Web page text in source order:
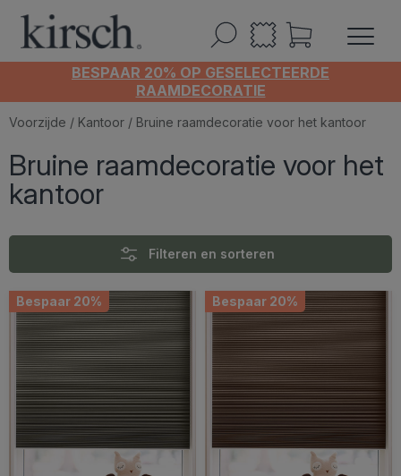
BESPAAR 20% OP GESELECTEERDE
RAAMDECORATIE
Voorzijde / Kantoor / Bruine raamdecoratie voor het kantoor
Bruine raamdecoratie voor het
kantoor
Filteren en sorteren
Bespaar 20% Bespaar 20%